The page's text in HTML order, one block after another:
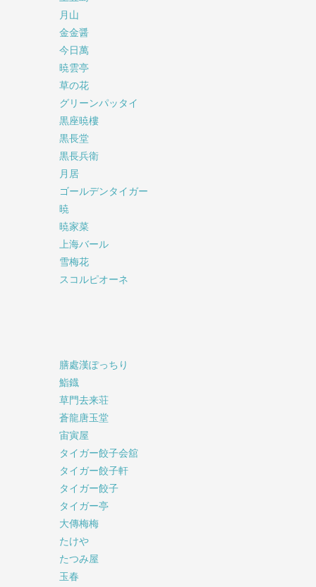
月山
金金醤
今日萬
暁雲亭
草の花
グリーンパッタイ
黒座暁樓
黒長堂
黒長兵衛
月居
ゴールデンタイガー
暁
暁家菜
上海バール
雪梅花
スコルピオーネ
膳處漢ぽっちり
鮨鐡
草門去来荘
蒼龍唐玉堂
宙寅屋
タイガー餃子会舘
タイガー餃子軒
タイガー餃子
タイガー亭
大傳梅梅
たけや
たつみ屋
玉春